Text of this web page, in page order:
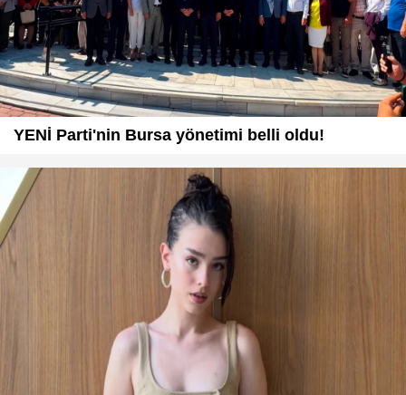
YENİ Parti'nin Bursa yönetimi belli oldu!